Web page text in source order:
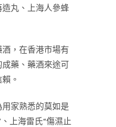
丸、上海人參蜂
，在香港市場有
藥、藥酒來途可
。
家熟悉的莫如是
上海雷氏“傷濕止